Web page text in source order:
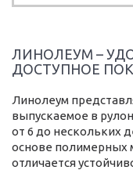
ЛИНОЛЕУМ –
ДОСТУПНОЕ
Линолеум
выпускаемое в
от 6 до нескольких
основе полимерных
отличается